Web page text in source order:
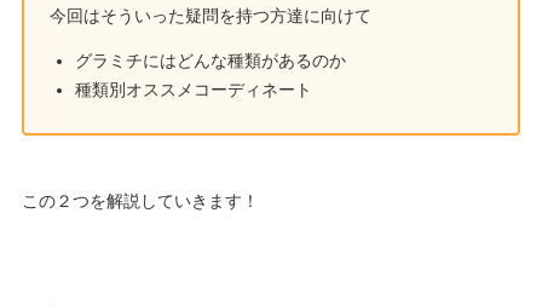
今回はそういった疑問を持つ方達に向けて
グラミチにはどんな種類があるのか
種類別オススメコーディネート
この２つを解説していきます！